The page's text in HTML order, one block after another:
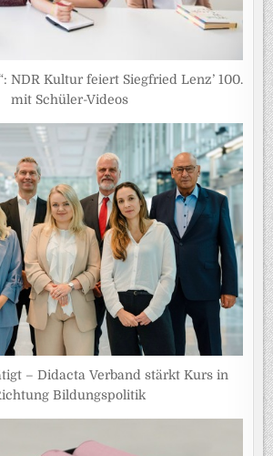
NDR Kultur feiert Siegfried Lenz’ 100.
mit Schüler-Videos
– Didacta Verband stärkt Kurs in
Bildungspolitik